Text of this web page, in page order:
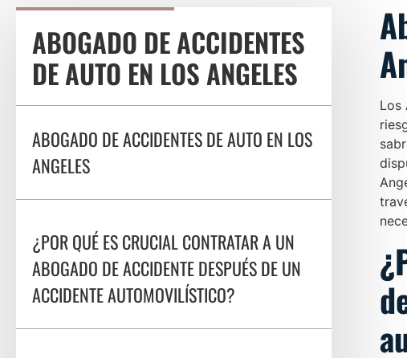
ABOGADO DE ACCIDENTES
DE AUTO EN LOS ANGELES
ABOGADO DE ACCIDENTES DE AUTO EN LOS
ANGELES
¿POR QUÉ ES CRUCIAL CONTRATAR A UN
ABOGADO DE ACCIDENTE DESPUÉS DE UN
ACCIDENTE AUTOMOVILÍSTICO?
Los